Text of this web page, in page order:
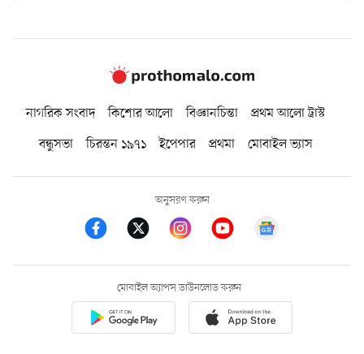
নাগরিক সংবাদ কিশোর আলো বিজ্ঞানচিন্তা
প্রথম আলো ট্রাস্ট
বন্ধুসভা
চিরন্তন ১৯৭১ ইপেপার প্রথমা মোবাইল ভ্যাস
অনুসরণ করুন
মোবাইল অ্যাপস ডাউনলোড করুন